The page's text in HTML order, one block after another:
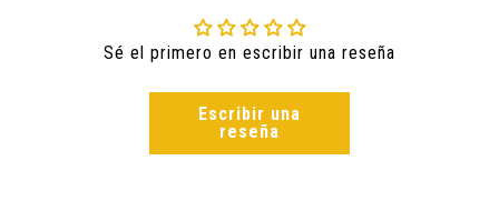
Sé el primero en escribir una reseña
Escribir una
reseña